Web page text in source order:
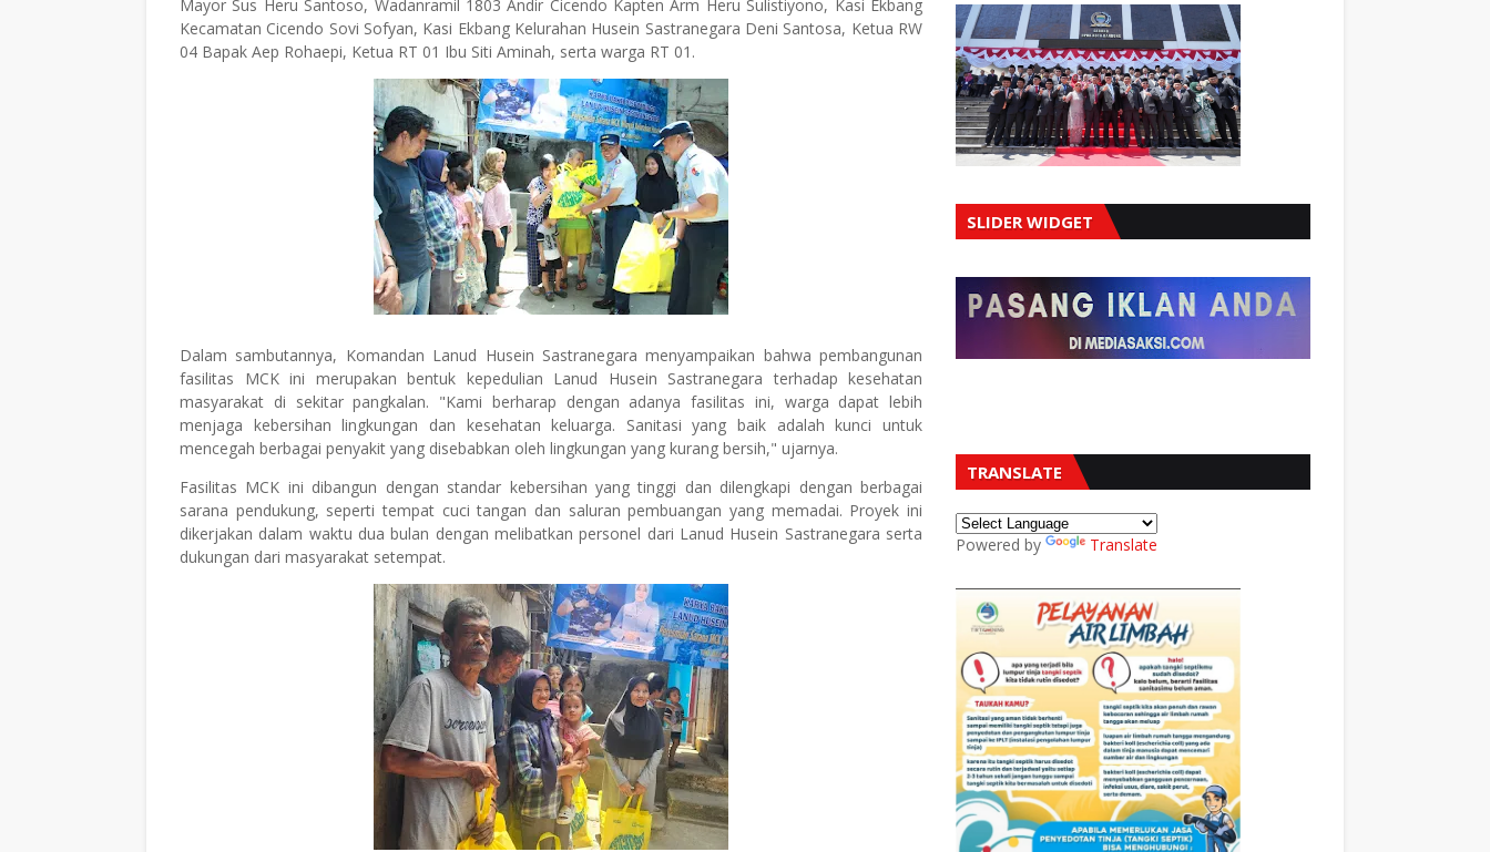
Mayor Sus Heru Santoso, Wadanramil 1803 Andir Cicendo Kapten Arm Heru Sulistiyono, Kasi Ekbang
Kecamatan Cicendo Sovi Sofyan, Kasi Ekbang Kelurahan Husein Sastranegara Deni Santosa, Ketua RW
04 Bapak Aep Rohaepi, Ketua RT 01 Ibu Siti Aminah, serta warga RT 01.
Dalam sambutannya, Komandan Lanud Husein Sastranegara menyampaikan bahwa pembangunan
fasilitas MCK ini merupakan bentuk kepedulian Lanud Husein Sastranegara terhadap kesehatan
masyarakat di sekitar pangkalan. "Kami berharap dengan adanya fasilitas ini, warga dapat lebih
menjaga kebersihan lingkungan dan kesehatan keluarga. Sanitasi yang baik adalah kunci untuk
mencegah berbagai penyakit yang disebabkan oleh lingkungan yang kurang bersih," ujarnya.
Fasilitas MCK ini dibangun dengan standar kebersihan yang tinggi dan dilengkapi dengan berbagai
sarana pendukung, seperti tempat cuci tangan dan saluran pembuangan yang memadai. Proyek ini
dikerjakan dalam waktu dua bulan dengan melibatkan personel dari Lanud Husein Sastranegara serta
dukungan dari masyarakat setempat.
SLIDER WIDGET
TRANSLATE
Powered by Translate